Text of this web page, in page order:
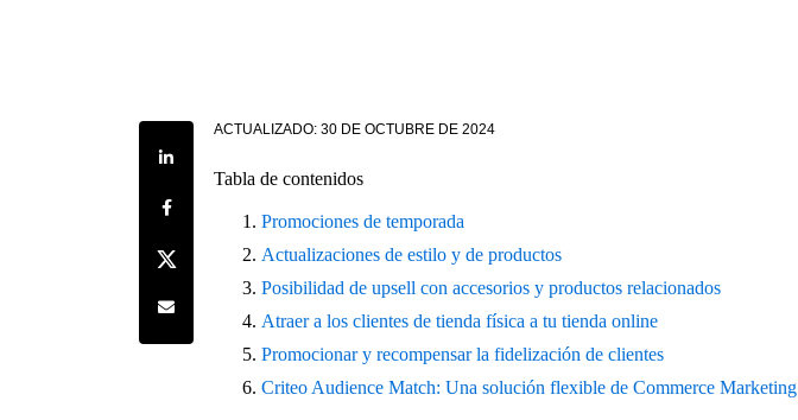
Share on LinkedIn
Share on Facebook
Share on Twitter
Share by e-mail
ACTUALIZADO: 30 DE OCTUBRE DE 2024
Tabla de contenidos
Promociones de temporada
Actualizaciones de estilo y de productos
Posibilidad de upsell con accesorios y productos relacionados
Atraer a los clientes de tienda física a tu tienda online
Promocionar y recompensar la fidelización de clientes
Criteo Audience Match: Una solución flexible de Commerce Marketing